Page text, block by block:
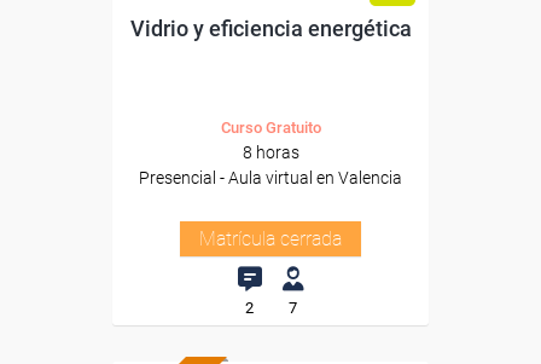
Vidrio y eficiencia energética
Curso Gratuito
8 horas
Presencial - Aula virtual en Valencia
Matrícula cerrada
2 7